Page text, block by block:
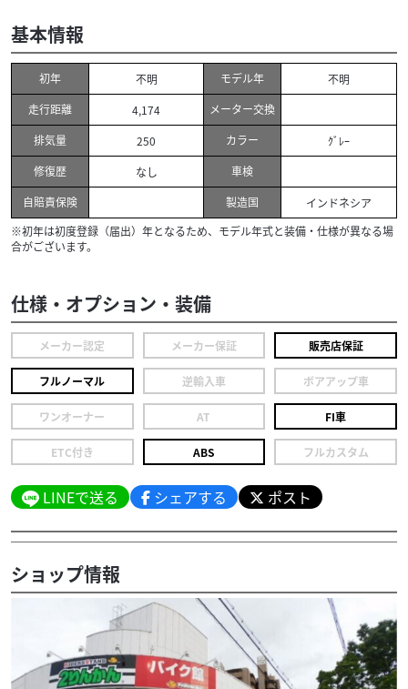
基本情報
初年 不明 モデル年
不明
走行距離
4,174
メーター交換
排気量
250 カラー
ｸﾞﾚｰ
修復歴
なし
車検
自賠責保険
製造国
インドネシア
※初年は初度登録（届出）年となるため、モデル年式と装備・仕様が異なる場
合がございます。
仕様・オプション・装備
メーカー認定 メーカー保証 販売店保証
フルノーマル 逆輸入車 ボアアップ車
ワンオーナー AT FI車
ETC付き ABS フルカスタム
LINEで送る シェアする ポスト
ショップ情報